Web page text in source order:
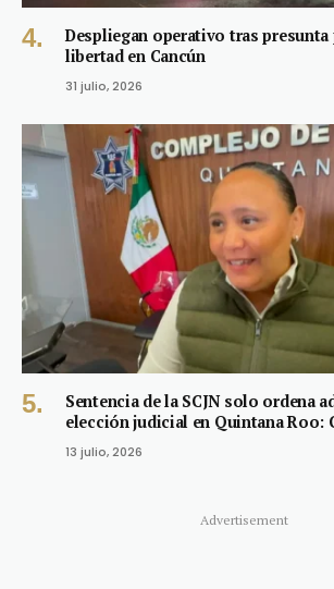
Despliegan operativo tras
libertad en Cancún
31 julio, 2026
Sentencia de la SCJN solo ordena
elección judicial en Quintana Roo:
13 julio, 2026
Advertisement